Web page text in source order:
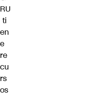
RU
ti
en
e
re
cu
rs
os